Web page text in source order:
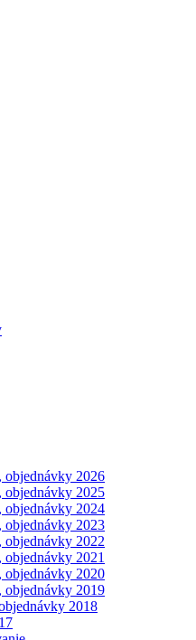
objednávky 2026
objednávky 2025
objednávky 2024
objednávky 2023
2022
2021
objednávky 2020
objednávky 2019
2018